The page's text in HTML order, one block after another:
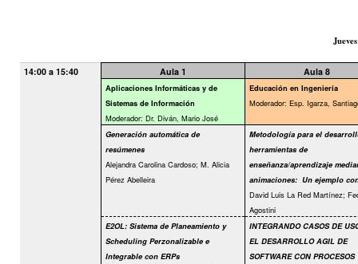
14:00 a 15:40 Aula 1 Aula 8
Aplicaciones Informáticas y de
Sistemas de Información
Moderador: Dr. Diván, Mario José
Educación en Ingeniería
Moderador: Esp. Igarza,
Generación automática de
resúmenes
Alejandra Carolina Cardoso; M. Alicia
Pérez Abelleira
Metodología para el
herramientas de
enseñanza/aprendizaje
animaciones: Un ejemplo
David Luis La Red Martínez;
Agostini
E2OL: Sistema de Planeamiento y
Scheduling Perzonalizable e
Integrable con ERPs
INTEGRANDO CASOS DE
EL DESARROLLO AGIL DE
SOFTWARE CON PROCESOS